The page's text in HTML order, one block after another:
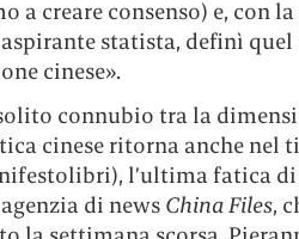
a creare consenso) e, con
statista, definì
cinese».
connubio tra la
cinese ritorna anche nel
l’ultima fatica
di news China Files,